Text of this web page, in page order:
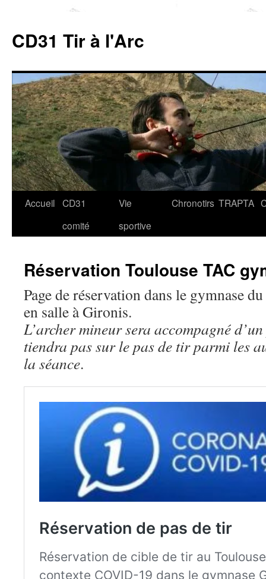
contenu
CD31 Tir à l'Arc
Accueil CD31
comité
Vie
sportive
Chronotirs TRAPTA
Réservation Toulouse TAC
Page de réservation dans le gymnase
en salle à Gironis.
L’archer mineur sera accompagné
tiendra pas sur le pas de tir parmi les
la séance.